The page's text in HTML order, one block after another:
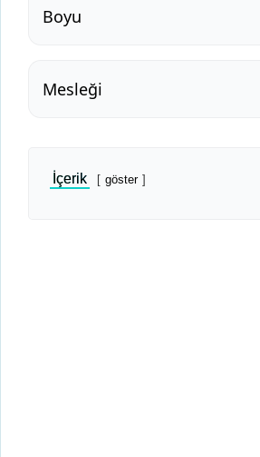
Boyu
Mesleği
İçerik göster